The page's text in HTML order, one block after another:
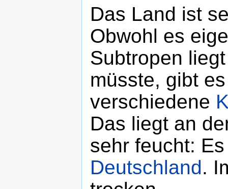
Das Land ist
Obwohl es
Subtropen
müsste, gibt
verschiedene
Das liegt an
sehr feucht:
Deutschland.